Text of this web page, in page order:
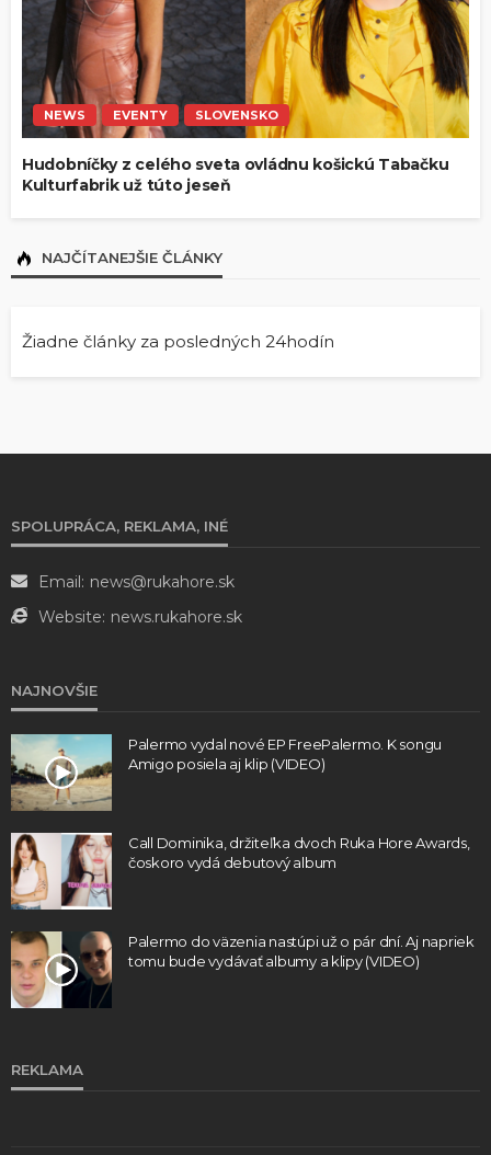
NEWS EVENTY SLOVENSKO
Hudobníčky z celého sveta ovládnu košickú Tabačku
Kulturfabrik už túto jeseň
NAJČÍTANEJŠIE ČLÁNKY
Žiadne články za posledných 24hodín
SPOLUPRÁCA, REKLAMA, INÉ
Email: news@rukahore.sk
Website: news.rukahore.sk
NAJNOVŠIE
Palermo vydal nové EP FreePalermo. K songu
Amigo posiela aj klip (VIDEO)
Call Dominika, držiteľka dvoch Ruka Hore Awards,
čoskoro vydá debutový album
Palermo do väzenia nastúpi už o pár dní. Aj napriek
tomu bude vydávať albumy a klipy (VIDEO)
REKLAMA